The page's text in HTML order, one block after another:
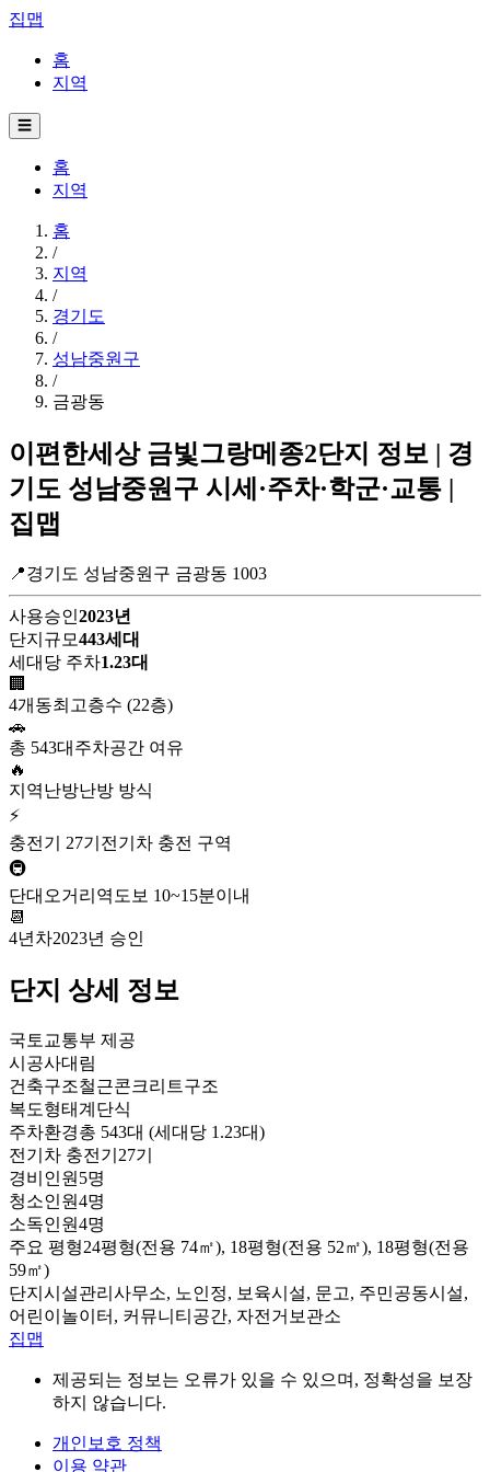
집맵
홈
지역
☰
홈
지역
홈
/
지역
/
경기도
/
성남중원구
/
금광동
이편한세상 금빛그랑메종2단지 정보 | 경
기도 성남중원구 시세·주차·학군·교통 |
집맵
📍경기도 성남중원구 금광동 1003
사용승인2023년
단지규모443세대
세대당 주차1.23대
🏢
4개동최고층수 (22층)
🚗
총 543대 주차공간 여유
🔥
지역난방난방 방식
⚡
충전기 27기 전기차 충전 구역
🚇
단대오거리역 도보 10~15분이내
📆
4년차2023년 승인
단지 상세 정보
국토교통부 제공
시공사대림
건축구조철근콘크리트구조
복도형태계단식
주차환경총 543대 (세대당 1.23대)
전기차 충전기 27기
경비인원 5명
청소인원4명
소독인원4명
주요 평형24평형(전용 74㎡), 18평형(전용 52㎡), 18평형(전용
59㎡)
단지시설관리사무소, 노인정, 보육시설, 문고, 주민공동시설,
어린이놀이터, 커뮤니티공간, 자전거보관소
집맵
제공되는 정보는 오류가 있을 수 있으며, 정확성을 보장
하지 않습니다.
개인보호 정책
이용 약관